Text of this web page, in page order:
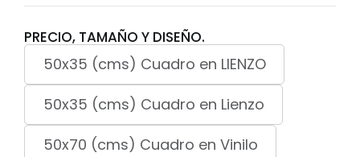
PRECIO, TAMAÑO Y DISEÑO.
50x35 (cms) Cuadro en LIENZO
50x35 (cms) Cuadro en Lienzo
50x70 (cms) Cuadro en Vinilo